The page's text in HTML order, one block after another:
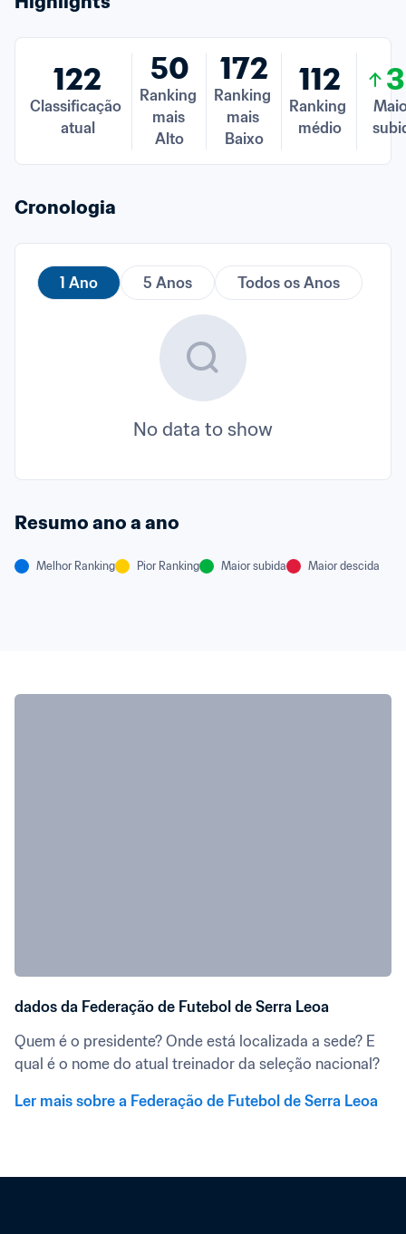
122
Classificação
atual
50
Ranking
mais
Alto
172
Ranking
mais
Baixo
112
Ranking
médio
Cronologia
1 Ano 5 Anos Todos os Anos
No data to show
Resumo ano a ano
Melhor Ranking Pior Ranking Maior subida Maior descida
dados da Federação de Futebol de Serra Leoa
Quem é o presidente? Onde está localizada a sede? E
qual é o nome do atual treinador da seleção nacional?
Ler mais sobre a Federação de Futebol de Serra Leoa